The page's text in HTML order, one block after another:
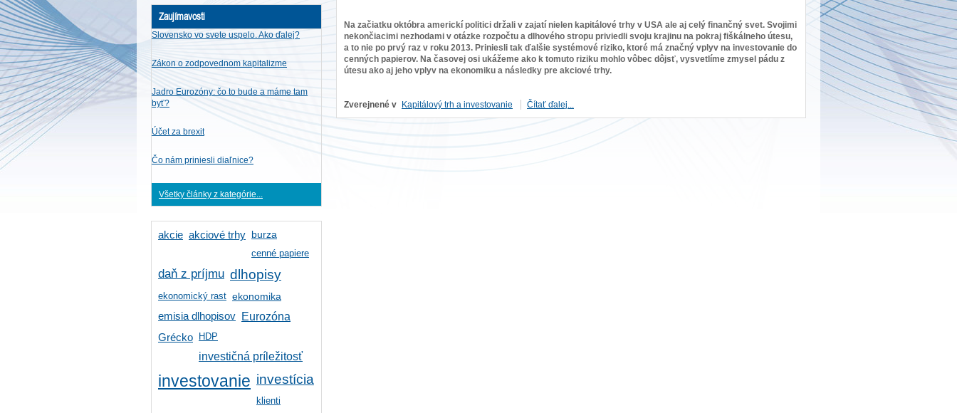
Zaujímavosti
Slovensko vo svete uspelo. Ako ďalej?
Zákon o zodpovednom kapitalizme
Jadro Eurozóny: čo to bude a máme tam
byť?
Účet za brexit
Čo nám priniesli diaľnice?
Všetky články z kategórie...
akcie akciové trhy burza
cenné papiere
daň z príjmu dlhopisy
ekonomický rast ekonomika
emisia dlhopisov
Eurozóna
Grécko HDP
investičná príležitosť
investovanie investícia
klienti
Na začiatku októbra americkí politici držali v zajatí nielen kapitálové trhy v USA ale aj celý finančný svet. Svojimi
nekončiacimi nezhodami v otázke rozpočtu a dlhového stropu priviedli svoju krajinu na pokraj fiškálneho útesu,
a to nie po prvý raz v roku 2013. Priniesli tak ďalšie systémové riziko, ktoré má značný vplyv na investovanie do
cenných papierov. Na časovej osi ukážeme ako k tomuto riziku mohlo vôbec dôjsť, vysvetlíme zmysel pádu z
útesu ako aj jeho vplyv na ekonomiku a následky pre akciové trhy.
Zverejnené v Kapitálový trh a investovanie Čítať ďalej...